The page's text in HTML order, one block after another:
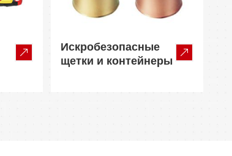
Искробезопасные
щетки и контейнеры